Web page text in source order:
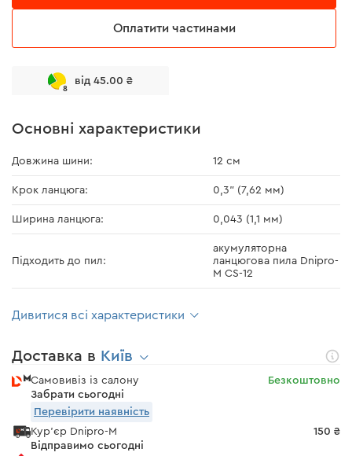
Оплатити частинами
8
від 45.00 ₴
Основні характеристики
Довжина шини: 12 см
Крок ланцюга: 0,3" (7,62 мм)
Ширина ланцюга: 0,043 (1,1 мм)
Підходить до пил:
акумуляторна
ланцюгова пила Dnipro-
M CS-12
Дивитися всі характеристики
Доставка в Київ
Самовивіз із салону
Забрати сьогодні
Безкоштовно
Перевірити наявність
Кур'єр Dnipro-M
Відправимо сьогодні
150 ₴